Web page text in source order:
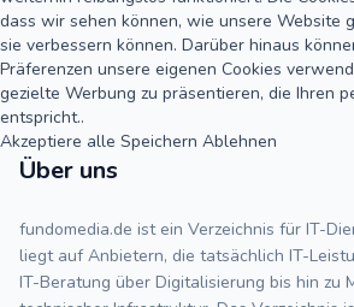
dass wir sehen können, wie unsere Website
sie verbessern können. Darüber hinaus
Präferenzen unsere eigenen Cookies
gezielte Werbung zu präsentieren, die Ihren
entspricht..
Akzeptiere alle Speichern Ablehnen
Über uns
fundomedia.de ist ein Verzeichnis für IT-
liegt auf Anbietern, die tatsächlich IT-
IT-Beratung über Digitalisierung bis hin zu